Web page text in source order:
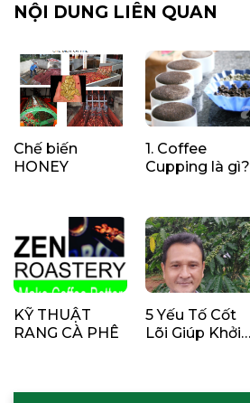
NỘI DUNG LIÊN QUAN
Chế biến
HONEY
1. Coffee
Cupping là gì?
KỸ THUẬT
RANG CÀ PHÊ
5 Yếu Tố Cốt
Lõi Giúp Khởi